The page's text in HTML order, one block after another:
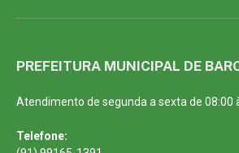
PREFEITURA MUNICIPAL DE
Atendimento de segunda a sexta de 08:00
Telefone: